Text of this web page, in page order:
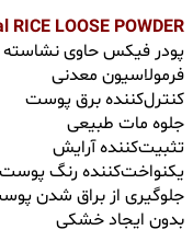
LOOSE POWDER
پودر فیکس حاوی نشاسته
فرمولاسیون معدنی
کنترل‌کننده برق پوست
جلوه مات طبیعی
تثبیت‌کننده آرایش
یکنواخت‌کننده رنگ پوست
جلوگیری از براق شدن
بدون ایجاد خشکی